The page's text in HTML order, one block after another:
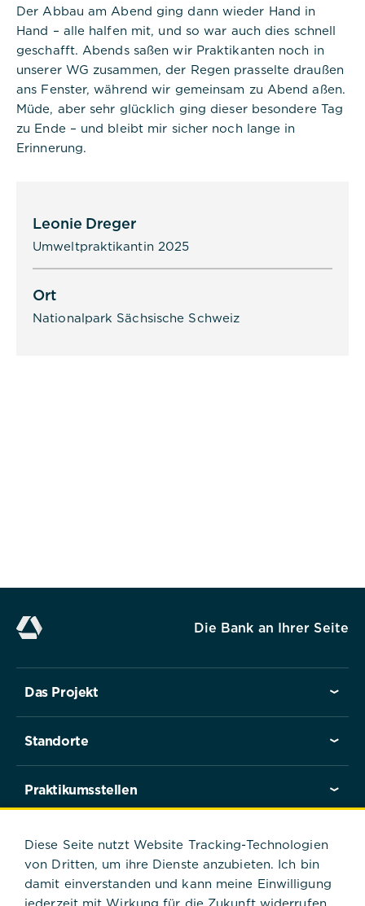
Der Abbau am Abend ging dann wieder Hand in
Hand – alle halfen mit, und so war auch dies schnell
geschafft. Abends saßen wir Praktikanten noch in
unserer WG zusammen, der Regen prasselte draußen
ans Fenster, während wir gemeinsam zu Abend aßen.
Müde, aber sehr glücklich ging dieser besondere Tag
zu Ende – und bleibt mir sicher noch lange in
Erinnerung.
Leonie Dreger
Umweltpraktikantin 2025
Ort
Nationalpark Sächsische Schweiz
Die Bank an Ihrer Seite
Das Projekt
Standorte
Praktikumsstellen
Praktikant*innen berichten
Diese Seite nutzt Website Tracking-Technologien
von Dritten, um ihre Dienste anzubieten. Ich bin
damit einverstanden und kann meine Einwilligung
jederzeit mit Wirkung für die Zukunft widerrufen
Cookie Name:
dpconsentmanagement
1 Jahr
Beschreibung:
Das Cookie wird von DER PUNKT
wird verwendet, um zu speichern,
gespeichert.